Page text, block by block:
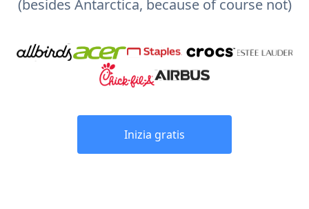
(besides Antarctica, because of course not)
Inizia gratis